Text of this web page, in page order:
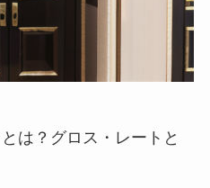
は？グロス・レートと